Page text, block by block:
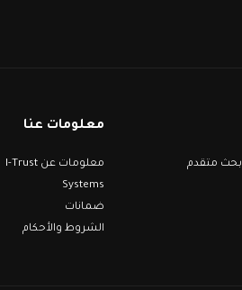
بحث متقدم
معلومات عنا
معلومات عن I-Trust
Systems
ضمانات
الشروط والأحكام